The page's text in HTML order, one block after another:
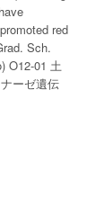
red
Sch.
O12-01 土
ーゼ遺伝